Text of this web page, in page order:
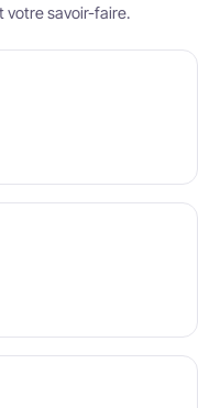
votre savoir-faire.